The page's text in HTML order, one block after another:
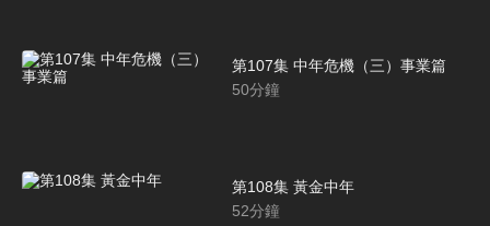
第107集 中年危機（三）事業篇
50分鐘
第108集 黃金中年
52分鐘